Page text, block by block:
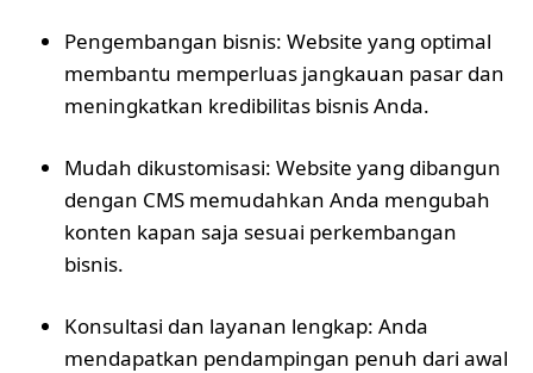
Pengembangan bisnis: Website yang optimal
membantu memperluas jangkauan pasar dan
meningkatkan kredibilitas bisnis Anda.
Mudah dikustomisasi: Website yang dibangun
dengan CMS memudahkan Anda mengubah
konten kapan saja sesuai perkembangan
bisnis.
Konsultasi dan layanan lengkap: Anda
mendapatkan pendampingan penuh dari awal